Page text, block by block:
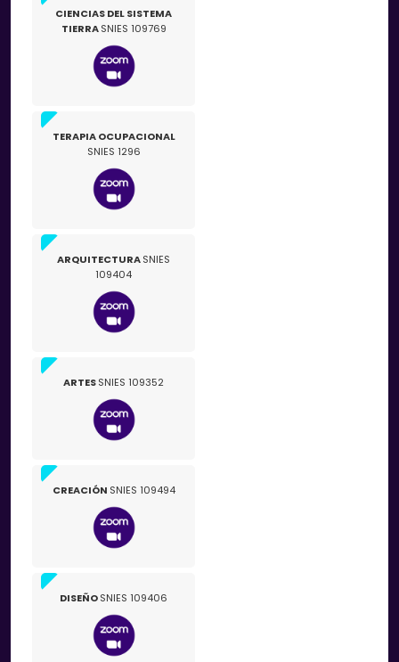
CIENCIAS DEL SISTEMA
TIERRASNIES 109769
TERAPIA OCUPACIONAL
SNIES 1296
ARQUITECTURASNIES
109404
ARTESSNIES 109352
CREACIÓN SNIES 109494
DISEÑOSNIES 109406